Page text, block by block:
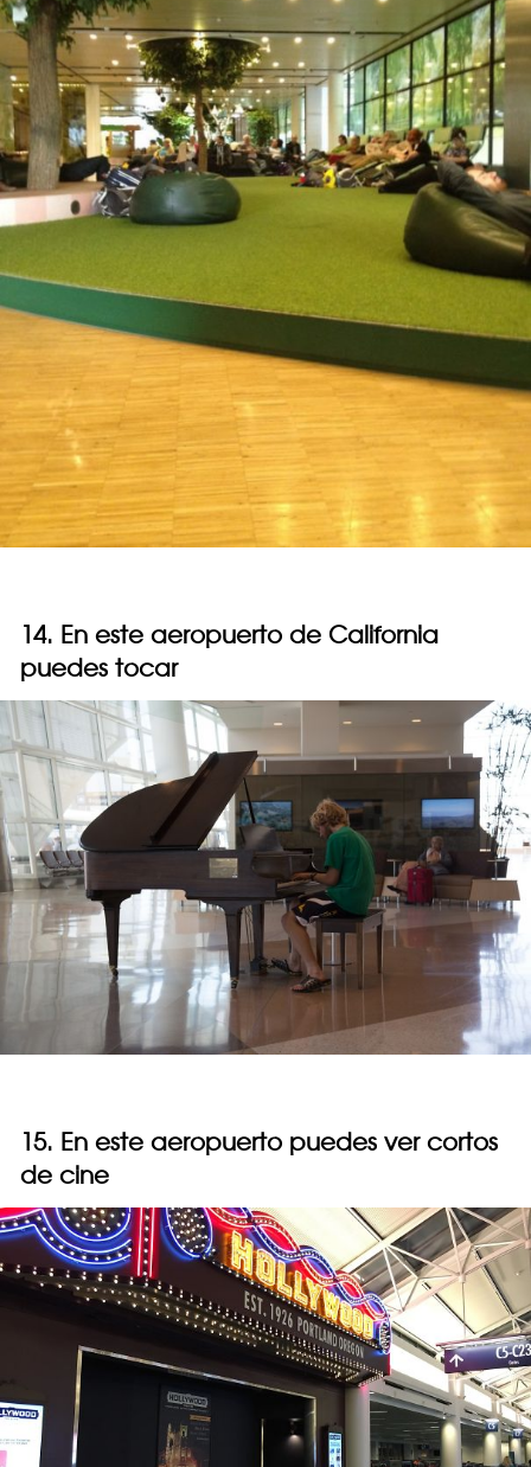
14. En este aeropuerto de California
puedes tocar
15. En este aeropuerto puedes ver cortos
de cine